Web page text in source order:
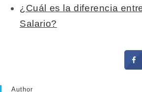
¿Cuál es la diferencia
Salario?
Author